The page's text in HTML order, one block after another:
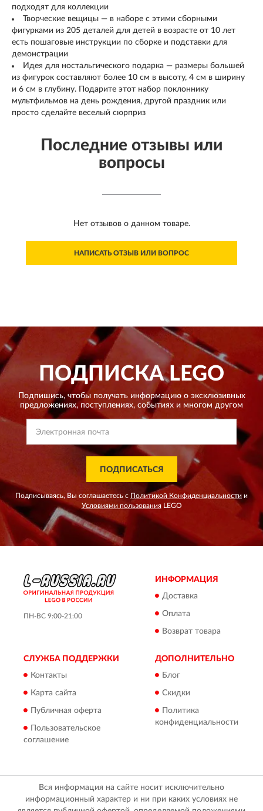
подходят для коллекции
Творческие вещицы — в наборе с этими сборными
фигурками из 205 деталей для детей в возрасте от 10 лет
есть пошаговые инструкции по сборке и подставки для
демонстрации
Идея для ностальгического подарка — размеры большей
из фигурок составляют более 10 см в высоту, 4 см в ширину
и 6 см в глубину. Подарите этот набор поклоннику
мультфильмов на день рождения, другой праздник или
просто сделайте веселый сюрприз
Последние отзывы или
вопросы
Нет отзывов о данном товаре.
НАПИСАТЬ ОТЗЫВ ИЛИ ВОПРОС
ПОДПИСКАLEGO
Подпишись, чтобы получать информацию о эксклюзивных
предложениях, поступлениях, событиях и многом другом
ПОДПИСАТЬСЯ
Подписываясь, Вы соглашаетесь с Политикой Конфиденциальности и
Условиями пользованияLEGO
ПН-ВС 9:00-21:00
ИНФОРМАЦИЯ
Доставка
Оплата
Возврат товара
СЛУЖБА ПОДДЕРЖКИ
Контакты
Карта сайта
Публичная оферта
Пользовательское
соглашение
ДОПОЛНИТЕЛЬНО
Блог
Скидки
Политика
конфиденциальности
Вся информация на сайте носит исключительно
информационный характер и ни при каких условиях не